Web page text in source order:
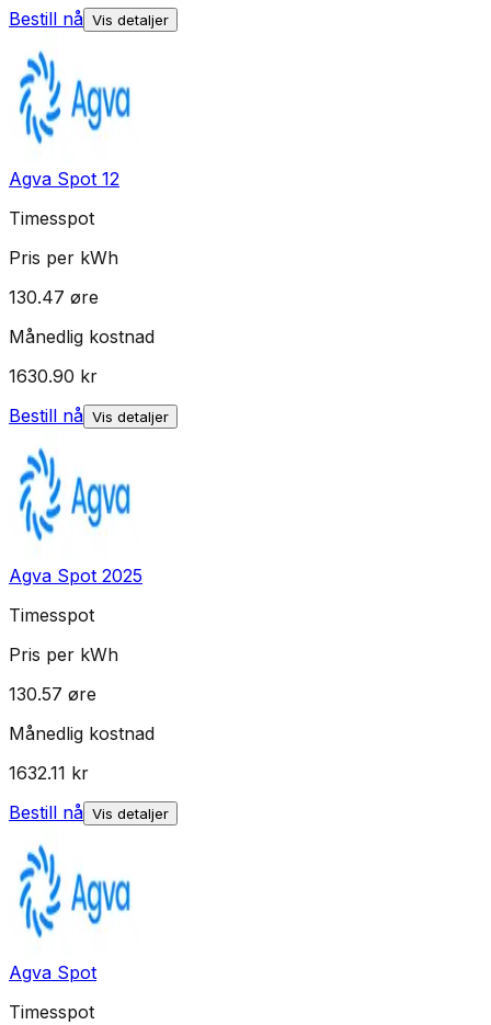
Bestill nå Vis detaljer
Agva Spot 12
Timesspot
Pris per kWh
130.47 øre
Månedlig kostnad
1630.90 kr
Bestill nå Vis detaljer
Agva Spot 2025
Timesspot
Pris per kWh
130.57 øre
Månedlig kostnad
1632.11 kr
Bestill nå Vis detaljer
Agva Spot
Timesspot